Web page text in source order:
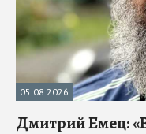
05.08.2026
Дмитрий Емец: